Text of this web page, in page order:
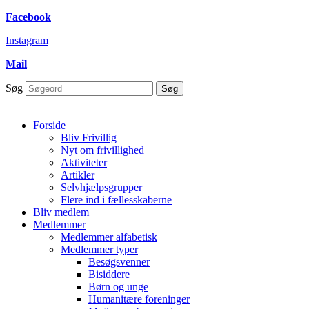
content
Facebook
Instagram
Mail
Søg Søg
Forside
Bliv Frivillig
Nyt om frivillighed
Aktiviteter
Artikler
Selvhjælpsgrupper
Flere ind i fællesskaberne
Bliv medlem
Medlemmer
Medlemmer alfabetisk
Medlemmer typer
Besøgsvenner
Bisiddere
Børn og unge
Humanitære foreninger